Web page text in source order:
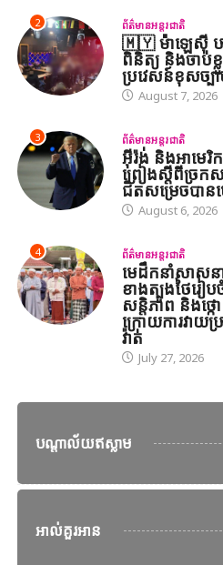
🇲🇾 ម៉ាឡេស៊ី បន្តប្រតិបត្តិការត្រួតពិ
August 7, 2026
2 ព័ត៌មានអន្តរជាតិ
🇲🇾 ម៉ាឡេស៊ី បន្
ពិនិត្យ និងចាប់ខ្
ប្រវេសន៍ខុសច្ប
August 7, 2026
3 ព័ត៌មានអន្តរជាតិ
អ៊ីរ៉ង់ និងអាមេរិ
ព្រៀងស្តីពីច្រក
ជិតសម្រេចបា
August 6, 2026
4 ព័ត៌មានអន្តរជាតិ
មេដឹកនាំសាសន
ខាងត្បូងថៃរ
សន្តិភាព និងថ្
ក្រោយការវាយ
វ៉ាត់
July 27, 2026
បណ្តាល័យឥស្លាម
អាល់គួរអាន